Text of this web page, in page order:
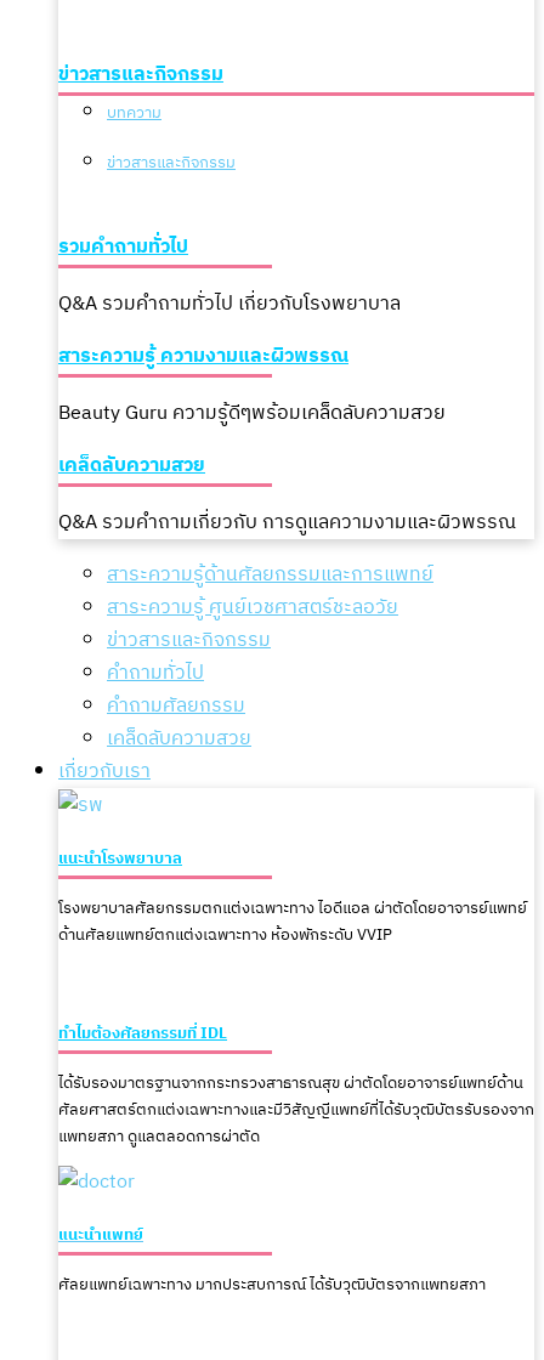
ข่าวสารและกิจกรรม
บทความ
ข่าวสารและกิจกรรม
รวมคำถามทั่วไป
Q&A รวมคำถามทั่วไป เกี่ยวกับโรงพยาบาล
สาระความรู้ ความงามและผิวพรรณ
Beauty Guru ความรู้ดีๆพร้อมเคล็ดลับความสวย
เคล็ดลับความสวย
Q&A รวมคำถามเกี่ยวกับ การดูแลความงามและผิวพรรณ
สาระความรู้ด้านศัลยกรรมและการแพทย์
สาระความรู้ ศูนย์เวชศาสตร์ชะลอวัย
ข่าวสารและกิจกรรม
คำถามทั่วไป
คำถามศัลยกรรม
เคล็ดลับความสวย
เกี่ยวกับเรา
แนะนำโรงพยาบาล
โรงพยาบาลศัลยกรรมตกแต่งเฉพาะทาง ไอดีแอล ผ่าตัดโดยอาจารย์แพทย์
ด้านศัลยแพทย์ตกแต่งเฉพาะทาง ห้องพักระดับ VVIP
ทำไมต้องศัลยกรรมที่ IDL
ได้รับรองมาตรฐานจากกระทรวงสาธารณสุข ผ่าตัดโดยอาจารย์แพทย์ด้าน
ศัลยศาสตร์ตกแต่งเฉพาะทางและมีวิสัญญีแพทย์ที่ได้รับวุฒิบัตรรับรองจาก
แพทยสภา ดูแลตลอดการผ่าตัด
แนะนำแพทย์
ศัลยแพทย์เฉพาะทาง มากประสบการณ์ ได้รับวุฒิบัตรจากแพทยสภา